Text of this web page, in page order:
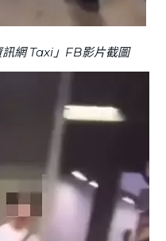
網 Taxi」FB影片截圖